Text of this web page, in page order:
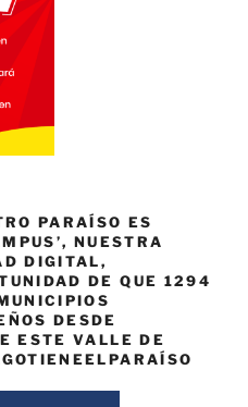
PARAÍSO ES
NUESTRA
DIGITAL,
DE QUE 1294
DESDE
ESTE VALLE DE